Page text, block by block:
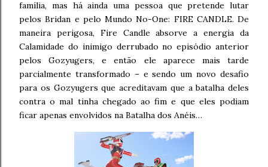
família, mas há ainda uma pessoa que pretende lutar
pelos Bridan e pelo Mundo No-One: FIRE CANDLE. De
maneira perigosa, Fire Candle absorve a energia da
Calamidade do inimigo derrubado no episódio anterior
pelos Gozyugers, e então ele aparece mais tarde
parcialmente transformado – e sendo um novo desafio
para os Gozyugers que acreditavam que a batalha deles
contra o mal tinha chegado ao fim e que eles podiam
ficar apenas envolvidos na Batalha dos Anéis…